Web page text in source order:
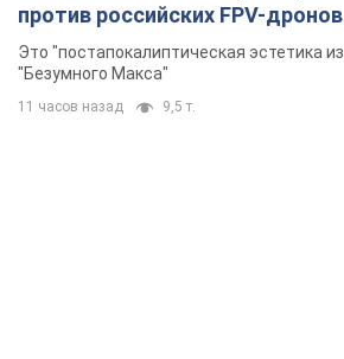
против российских FPV-
Фото
Это "постапокалиптическая эстетика
"Безумного Макса"
11 часов назад 9,5 т.